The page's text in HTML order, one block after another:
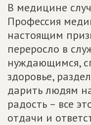
В медицине
Профессия
настоящим
переросло в
нуждающимся,
здоровье,
дарить людям
радость – все
отдачи и